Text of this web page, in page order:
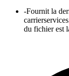
-Fournit la
du fichier est